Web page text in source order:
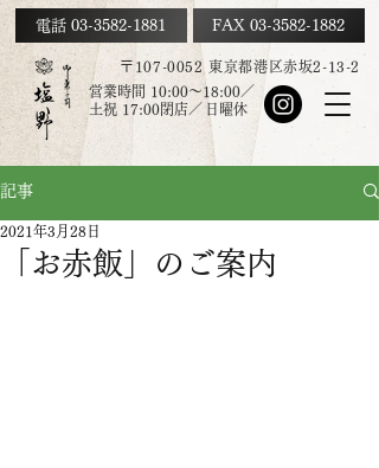
電話 03-3582-1881 FAX 03-3582-1882
〒107-0052 東京都港区赤坂2-13-2
営業時間 10:00～18:00／
土祝 17:00閉店／ 日曜休
記事
「お赤飯」のご案内
2021年3月28日